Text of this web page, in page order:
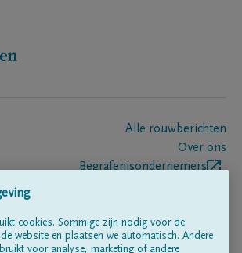
Alle rouwberichten
Over ons
Begrafenisondernemers
cookies. Sommige zijn nodig voor de
website en plaatsen we automatisch. Andere
voor analyse, marketing of andere